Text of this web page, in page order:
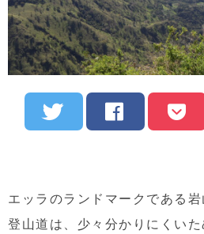
エッラのランドマークである
登山道は、少々分かりにくい